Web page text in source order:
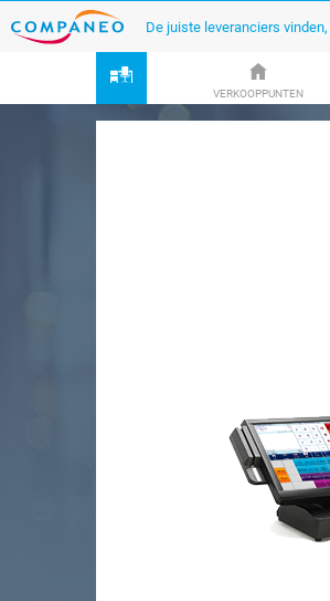
De juiste leveranciers vinden,
VERKOOPPUNTEN